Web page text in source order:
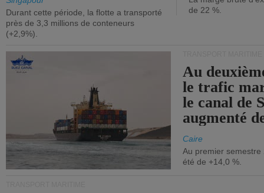
Durant cette période, la flotte a transporté
près de 3,3 millions de conteneurs
(+2,9%).
de 22 %.
Au
le trafic
le canal de
augmenté
Caire
Au premier
été de +14,0 %.